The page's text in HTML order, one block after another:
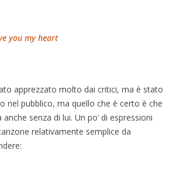
you my heart
apprezzato molto dai critici, ma è stato
nel pubblico, ma quello che è certo è che
senza di lui. Un po’ di espressioni
relativamente semplice da